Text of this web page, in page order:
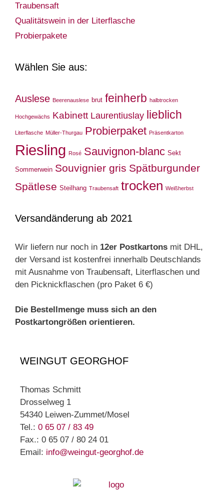
Traubensaft
Qualitätswein in der Literflasche
Probierpakete
Wählen Sie aus:
Auslese Beerenauslese brut feinherb halbtrocken
Hochgewächs Kabinett Laurentiuslay lieblich
Literflasche Müller-Thurgau Probierpaket Präsentkarton
Riesling Rosé Sauvignon-blanc Sekt
Sommerwein Souvignier gris Spätburgunder
Spätlese Steilhang Traubensaft trocken Weißherbst
Versandänderung ab 2021
Wir liefern nur noch in 12er Postkartons mit DHL,
der Versand ist kostenfrei innerhalb Deutschlands
mit Ausnahme von Traubensaft, Literflaschen und
den Picknickflaschen (pro Paket 6 €)
Die Bestellmenge muss sich an den
Postkartongrößen orientieren.
WEINGUT GEORGHOF
Thomas Schmitt
Drosselweg 1
54340 Leiwen-Zummet/Mosel
Tel.: 0 65 07 / 83 49
Fax.: 0 65 07 / 80 24 01
Email: info@weingut-georghof.de